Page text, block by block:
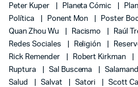
Peter Kuper
Planeta Cómic
Política
Ponent Mon Poster
Quan Zhou Wu
Racismo Raúl
Redes Sociales
Religión
Rick Remender
Robert Kirkman
Ruptura
Sal Buscema
Salud
Salvat Satori Scott